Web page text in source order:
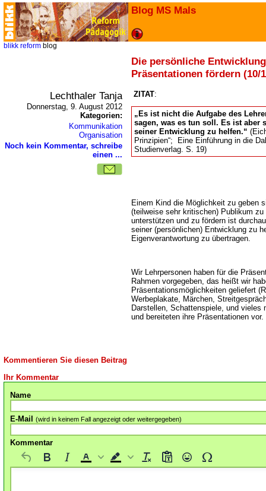
Blog MS Mals
blikk reform blog
Die persönliche
Präsentationen fördern (10/
Lechthaler Tanja
Donnerstag, 9. August 2012
Kategorien:
Kommunikation
Organisation
Noch kein Kommentar, schreibe
einen ...
ZITAT:
Es ist nicht die Aufgabe des
sagen, was es tun soll. Es ist aber
seiner Entwicklung zu helfen.“
Prinzipien“; Eine Einführung in die
Studienverlag. S. 19)
Einem Kind die Möglichkeit zu geben
(teilweise sehr kritischen) Publikum
unterstützen und zu fördern ist
seiner (persönlichen) Entwicklung zu
Eigenverantwortung zu
Wir Lehrpersonen haben für die
Rahmen vorgegeben, das heißt wir
Präsentationsmöglichkeiten geliefert
Werbeplakate, Märchen,
Darstellen, Schattenspiele, und vieles
und bereiteten ihre Präsentationen vor.
Kommentieren Sie diesen Beitrag
Ihr Kommentar
Name
E-Mail (wird in keinem Fall angezeigt oder weitergegeben)
Kommentar